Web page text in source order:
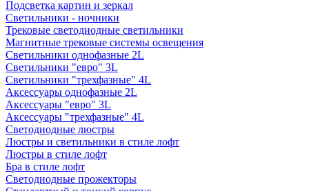
Подсветка картин и зеркал
Светильники - ночники
Трековые светодиодные светильники
Магнитные трековые системы освещения
Светильники однофазные 2L
Светильники "евро" 3L
Светильники "трехфазные" 4L
Аксессуары однофазные 2L
Аксессуары "евро" 3L
Аксессуары "трехфазные" 4L
Светодиодные люстры
Люстры и светильники в стиле лофт
Люстры в стиле лофт
Бра в стиле лофт
Светодиодные прожекторы